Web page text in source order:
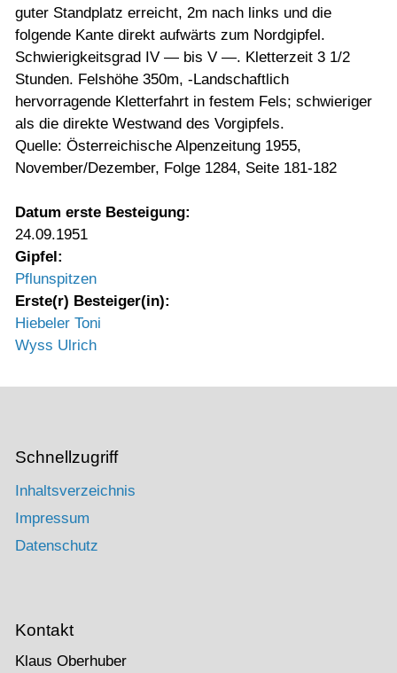
guter Standplatz erreicht, 2m nach links und die
folgende Kante direkt aufwärts zum Nordgipfel.
Schwierigkeitsgrad IV — bis V —. Kletterzeit 3 1/2
Stunden. Felshöhe 350m, -Landschaftlich
hervorragende Kletterfahrt in festem Fels; schwieriger
als die direkte Westwand des Vorgipfels.
Quelle: Österreichische Alpenzeitung 1955,
November/Dezember, Folge 1284, Seite 181-182
Datum erste Besteigung:
24.09.1951
Gipfel:
Pflunspitzen
Erste(r) Besteiger(in):
Hiebeler Toni
Wyss Ulrich
Schnellzugriff
Inhaltsverzeichnis
Impressum
Datenschutz
Kontakt
Klaus Oberhuber